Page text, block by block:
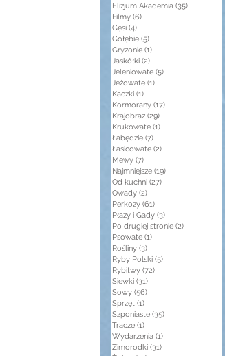
Elizjum Akademia (35)
Filmy (6)
Gęsi (4)
Gołębie (5)
Gryzonie (1)
Jaskółki (2)
Jeleniowate (5)
Jeżowate (1)
Kaczki (1)
Kormorany (17)
Krajobraz (29)
Krukowate (1)
Łabędzie (7)
Łasicowate (2)
Mewy (7)
Najmniejsze (19)
Od kuchni (27)
Owady (2)
Perkozy (61)
Płazy i Gady (3)
Po drugiej stronie (2)
Psowate (1)
Rośliny (3)
Ryby Polski (5)
Rybitwy (72)
Siewki (31)
Sowy (56)
Sprzęt (1)
Szponiaste (35)
Tracze (1)
Wydarzenia (1)
Zimorodki (31)